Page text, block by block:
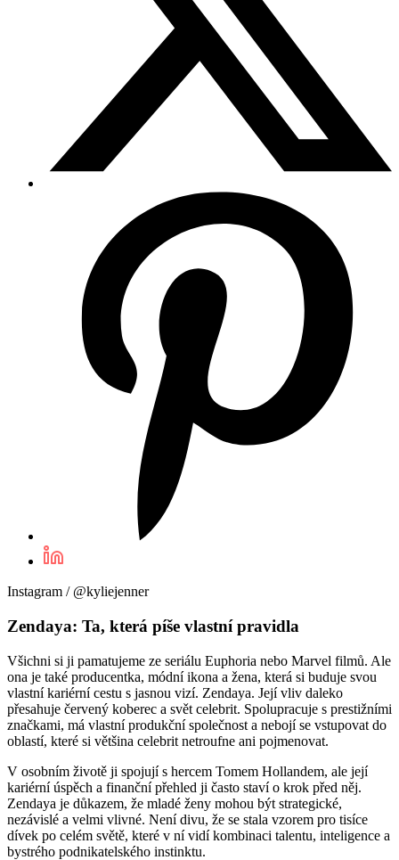
Instagram / @kyliejenner
Zendaya: Ta, která píše vlastní pravidla
Všichni si ji pamatujeme ze seriálu Euphoria nebo Marvel filmů. Ale
ona je také producentka, módní ikona a žena, která si buduje svou
vlastní kariérní cestu s jasnou vizí. Zendaya. Její vliv daleko
přesahuje červený koberec a svět celebrit. Spolupracuje s prestižními
značkami, má vlastní produkční společnost a nebojí se vstupovat do
oblastí, které si většina celebrit netroufne ani pojmenovat.
V osobním životě ji spojují s hercem Tomem Hollandem, ale její
kariérní úspěch a finanční přehled ji často staví o krok před něj.
Zendaya je důkazem, že mladé ženy mohou být strategické,
nezávislé a velmi vlivné. Není divu, že se stala vzorem pro tisíce
dívek po celém světě, které v ní vidí kombinaci talentu, inteligence a
bystrého podnikatelského instinktu.